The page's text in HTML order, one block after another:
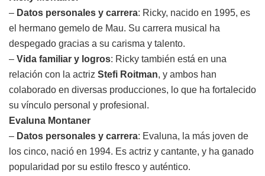
– Datos personales y carrera: Ricky, nacido en 1995, es
el hermano gemelo de Mau. Su carrera musical ha
despegado gracias a su carisma y talento.
– Vida familiar y logros: Ricky también está en una
relación con la actriz Stefi Roitman, y ambos han
colaborado en diversas producciones, lo que ha fortalecido
su vínculo personal y profesional.
Evaluna Montaner
– Datos personales y carrera: Evaluna, la más joven de
los cinco, nació en 1994. Es actriz y cantante, y ha ganado
popularidad por su estilo fresco y auténtico.